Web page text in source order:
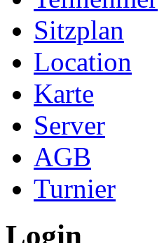
Sitzplan
Location
Karte
Server
AGB
Turnier
Login